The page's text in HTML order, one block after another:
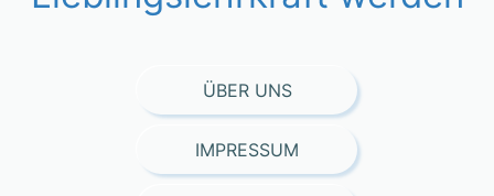
ÜBER UNS
IMPRESSUM